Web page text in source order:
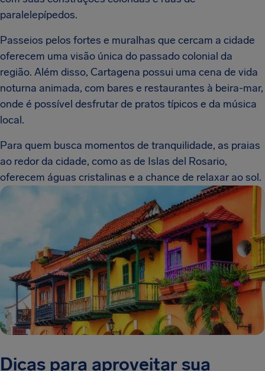
paralelepípedos.
Passeios pelos fortes e muralhas que cercam a cidade
oferecem uma visão única do passado colonial da
região. Além disso, Cartagena possui uma cena de vida
noturna animada, com bares e restaurantes à beira-mar,
onde é possível desfrutar de pratos típicos e da música
local.
Para quem busca momentos de tranquilidade, as praias
ao redor da cidade, como as de Islas del Rosario,
oferecem águas cristalinas e a chance de relaxar ao sol.
Dicas para aproveitar sua